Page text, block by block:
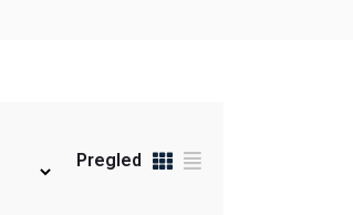
Pregled